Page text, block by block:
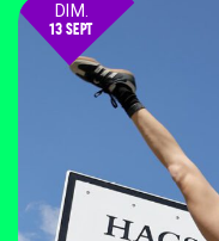
DIM.
13 SEPT